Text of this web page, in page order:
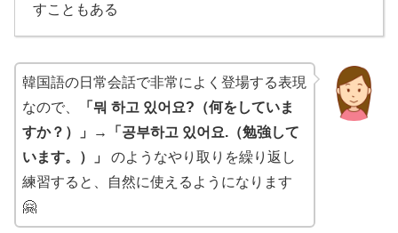
すこともある
韓国語の日常会話で非常によく登場する表現
なので、
「뭐 하고 있어요?（何をしていま
すか？）」→「공부하고 있어요.（勉強して
います。）」
のようなやり取りを繰り返し
練習すると、自然に使えるようになります
🤗